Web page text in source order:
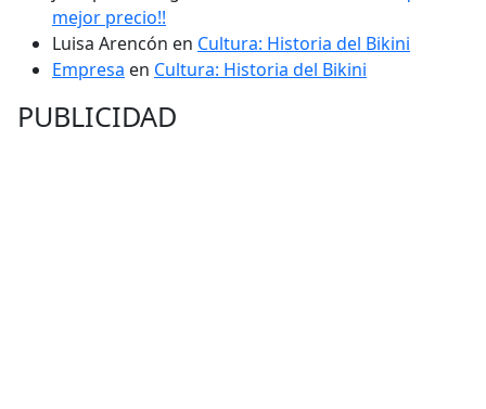
mejor precio!!
Luisa Arencón en Cultura: Historia del Bikini
Empresa en Cultura: Historia del Bikini
PUBLICIDAD